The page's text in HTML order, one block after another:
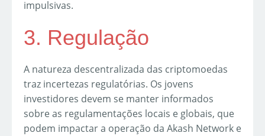
impulsivas.
3. Regulação
A natureza descentralizada das criptomoedas
traz incertezas regulatórias. Os jovens
investidores devem se manter informados
sobre as regulamentações locais e globais, que
podem impactar a operação da Akash Network e